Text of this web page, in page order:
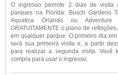
O ingresso permite 2 dias de visita
parques na Flórida: Busch Gardens
Aquatica Orlando ou
GRATUITAMENTE o plano de
em qualquer parque. O primeiro dia
será sua primeira visita e, a partir
para realizar a segunda visita.
compra para usar o ingresso.